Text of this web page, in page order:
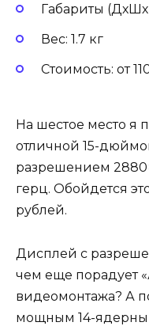
Габариты
Вес: 1.7 кг
Стоимость: от
На шестое место я
отличной 15-
разрешением
герц. Обойдется
рублей.
Дисплей с
чем еще порадует
видеомонтажа? А
мощным 14-